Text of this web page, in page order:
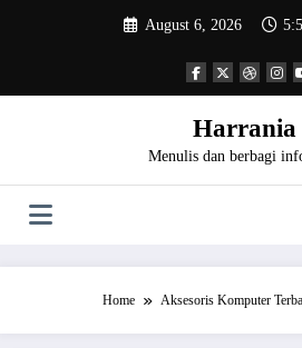
August 6, 2026
Harrania
Menulis dan berbagi
Home Aksesoris Komputer